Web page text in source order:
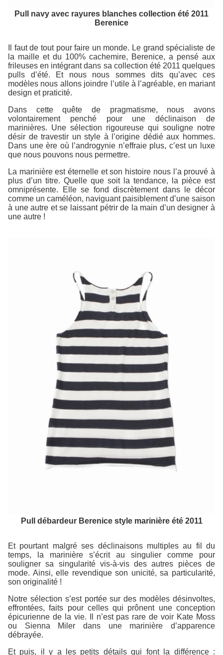
Pull navy avec rayures blanches collection été 2011
Berenice
Il faut de tout pour faire un monde. Le grand spécialiste de
la maille et du 100% cachemire, Berenice, a pensé aux
frileuses en intégrant dans sa collection été 2011 quelques
pulls d’été. Et nous nous sommes dits qu’avec ces
modèles nous allons joindre l’utile à l’agréable, en mariant
design et praticité.
Dans cette quête de pragmatisme, nous avons
volontairement penché pour une déclinaison de
marinières. Une sélection rigoureuse qui souligne notre
désir de travestir un style à l’origine dédié aux hommes.
Dans une ère où l’androgynie n’effraie plus, c’est un luxe
que nous pouvons nous permettre.
La marinière est éternelle et son histoire nous l’a prouvé à
plus d’un titre. Quelle que soit la tendance, la pièce est
omniprésente. Elle se fond discrètement dans le décor
comme un caméléon, naviguant paisiblement d’une saison
à une autre et se laissant pétrir de la main d’un designer à
une autre !
Pull débardeur Berenice style marinière été 2011
Et pourtant malgré ses déclinaisons multiples au fil du
temps, la marinière s’écrit au singulier comme pour
souligner sa singularité vis-à-vis des autres pièces de
mode. Ainsi, elle revendique son unicité, sa particularité,
son originalité !
Notre sélection s’est portée sur des modèles désinvoltes,
effrontées, faits pour celles qui prônent une conception
épicurienne de la vie. Il n’est pas rare de voir Kate Moss
ou Sienna Miler dans une marinière d’apparence
débrayée.
Et puis, il y a les petits détails qui font la différence :